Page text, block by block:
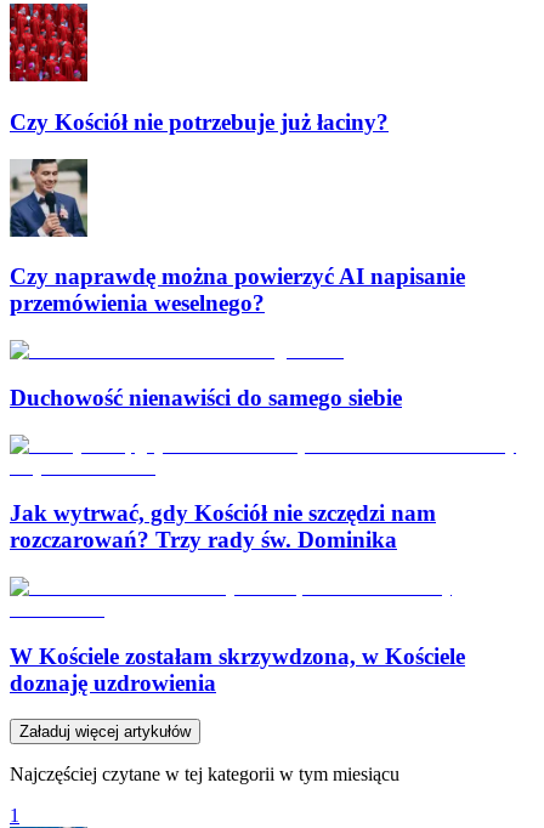
Czy Kościół nie potrzebuje już łaciny?
Czy naprawdę można powierzyć AI napisanie
przemówienia weselnego?
Duchowość nienawiści do samego siebie
Jak wytrwać, gdy Kościół nie szczędzi nam
rozczarowań? Trzy rady św. Dominika
W Kościele zostałam skrzywdzona, w Kościele
doznaję uzdrowienia
Załaduj więcej artykułów
Najczęściej czytane w tej kategorii w tym miesiącu
1